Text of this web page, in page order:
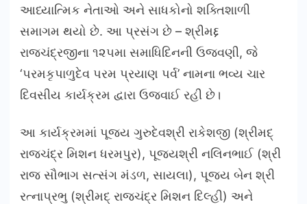
આધ્યાત્મિક નેતાઓ અને સાધકોનો શક્તિશાળી
સમાગમ થયો છે. આ પ્રસંગ છે – શ્રીમદ્દ
રાજચંદ્રજીના ૧૨૫મા સમાધિદિનની ઉજવણી, જે
‘પરમકૃપાળુદેવ પરમ પ્રયાણ પર્વ’ નામના ભવ્ય ચાર
દિવસીય કાર્યક્રમ દ્વારા ઉજવાઈ રહી છે।
આ કાર્યક્રમમાં પૂજ્ય ગુરુદેવશ્રી રાકેશજી (શ્રીમદ્
રાજચંદ્ર મિશન ધરમપુર), પૂજ્યશ્રી નલિનભાઈ (શ્રી
રાજ સૌભાગ સત્સંગ મંડળ, સાયલા), પૂજ્ય બેન શ્રી
રત્નાપ્રભુ (શ્રીમદ્ રાજચંદ્ર મિશન દિલ્હી) અને